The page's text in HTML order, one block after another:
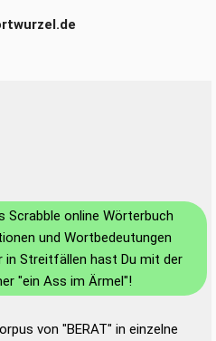
Scrabble online Wörterbuch
und Wortbedeutungen
in Streitfällen hast Du mit der
"ein Ass im Ärmel"!
von "BERAT" in einzelne